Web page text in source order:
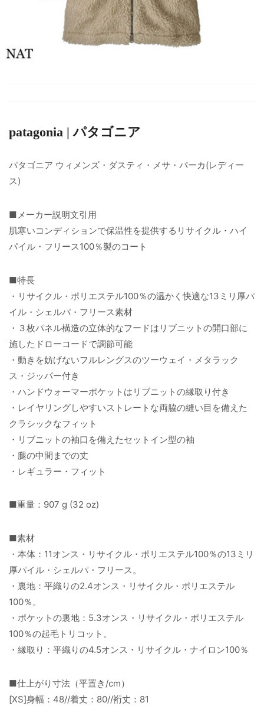
patagonia | パタゴニア
パタゴニア ウィメンズ・ダスティ・メサ・パーカ(レディー
ス)
■メーカー説明文引用
肌寒いコンディションで保温性を提供するリサイクル・ハイ
パイル・フリース100％製のコート
■特長
・リサイクル・ポリエステル100％の温かく快適な13ミリ厚パ
イル・シェルパ・フリース素材
・３枚パネル構造の立体的なフードはリブニットの開口部に
施したドローコードで調節可能
・動きを妨げないフルレングスのツーウェイ・メタラック
ス・ジッパー付き
・ハンドウォーマーポケットはリブニットの縁取り付き
・レイヤリングしやすいストレートな両脇の縫い目を備えた
クラシックなフィット
・リブニットの袖口を備えたセットイン型の袖
・腿の中間までの丈
・レギュラー・フィット
■重量：907 g (32 oz)
■素材
・本体：11オンス・リサイクル・ポリエステル100％の13ミリ
厚パイル・シェルパ・フリース。
・裏地：平織りの2.4オンス・リサイクル・ポリエステル
100％。
・ポケットの裏地：5.3オンス・リサイクル・ポリエステル
100％の起毛トリコット。
・縁取り：平織りの4.5オンス・リサイクル・ナイロン100％
■仕上がり寸法（平置き/cm）
[XS]身幅：48//着丈：80//裄丈：81